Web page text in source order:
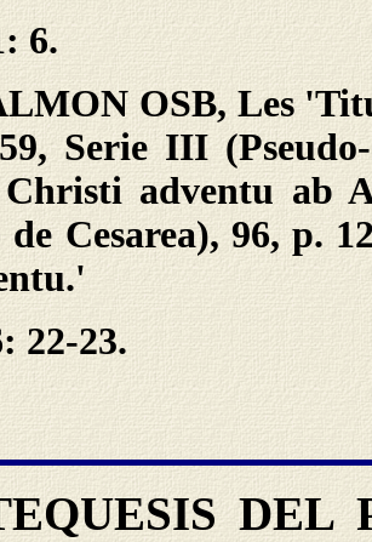
6.
OSB, Les
Serie III
adventu ab
de Cesarea), 96, p.
22-23.
DEL